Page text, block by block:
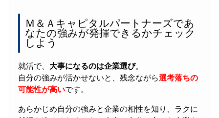
Ｍ＆Ａキャピタルパートナーズであ
なたの強みが発揮できるかチェック
しよう
就活で、 大事になるのは企業選び。
自分の強みが活かせないと、残念ながら選考落ちの
可能性が高いです。
あらかじめ自分の強みと企業の相性を知り、ラクに